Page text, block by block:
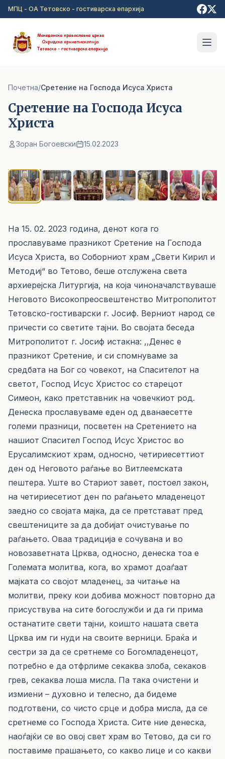
Прејди на главна содржина
МПЦ - ОА Тетовско - гостиварска епархија
Почетна/Сретение на Господа Исуса Христа
Сретение на Господа Исуса
Христа
Зоран Богоевски 15.02.2023
На 15. 02. 2023 година, денот кога го
прославуваме празникот Сретение на Господа
Исуса Христа, во Соборниот храм „Свети Кирил и
Методиј“ во Тетово, беше отслужена света
архиерејска Литургија, на која чиноначалствуваше
Неговото Високопреосвештенство Митрополитот
Тетовско-гостиварски г. Јосиф. Верниот народ се
причести со светите тајни. Во својата беседа
Митрополитот г. Јосиф истакна: ,,Денес е
празникот Сретение, и си спомнуваме за
средбата на Бог со човекот, на Спасителот на
светот, Господ Исус Христос со старецот
Симеон, како претставник на човечкиот род.
Денеска прославуваме еден од дванаесетте
големи празници, посветен на Сретението на
нашиот Спасител Господ Исус Христос во
Ерусалимскиот храм, односно, четириесеттиот
ден од Неговото раѓање во Витлеемската
пештера. Уште во Стариот завет, постоел закон,
на четириесетиот ден по раѓањето младенецот
заедно со својата мајка, да се претстават пред
свештениците за да добијат очистување по
раѓањето. Оваа традиција е сочувана и во
новозаветната Црква, односно, денеска тоа е
Големата молитва, кога, во храмот доаѓаат
мајката со својот младенец, за читање на
молитви, преку кои добива можност повторно да
присуствува на сите богослужби и да ги прима
останатите свети тајни, коишто нашата света
Црква им ги нуди на своите верници. Браќа и
сестри за да се сретнеме со Богомладенецот,
потребно е да отфрлиме секаква злоба, секаков
грев, секаква лоша мисла. Па така очистени и
измиени – духовно и телесно, да бидеме
подготвени, со чисто срце и добра мисла, да се
сретнеме со Господа Христа. Сите ние денеска,
наоѓајќи се во овој свет храм во Тетово, да си го
поставиме прашањето, со какво лице и со какви